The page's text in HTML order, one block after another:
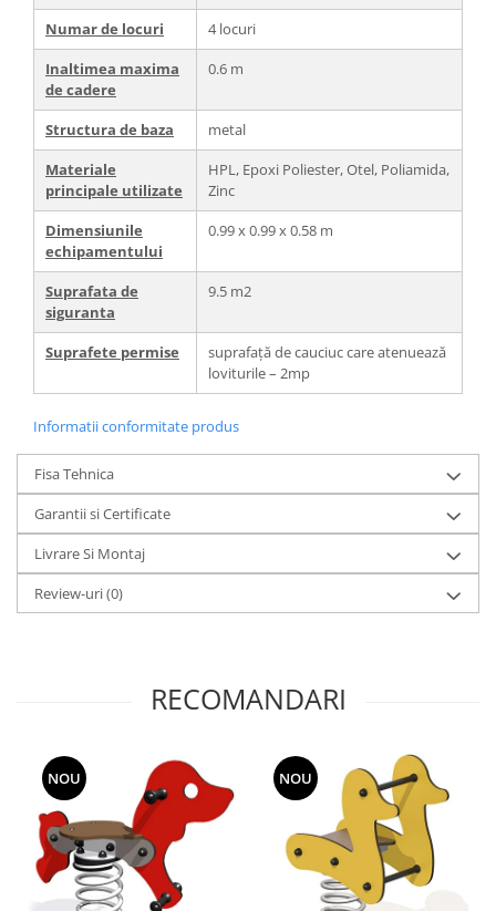
Numar de locuri
4 locuri
Inaltimea maxima
de cadere
0.6 m
Structura de baza
metal
Materiale
principale utilizate
HPL, Epoxi Poliester, Otel, Poliamida,
Zinc
Dimensiunile
echipamentului
0.99 x 0.99 x 0.58 m
Suprafata de
siguranta
9.5 m2
Suprafete permise
suprafață de cauciuc care atenuează
loviturile – 2mp
Informatii conformitate produs
Fisa Tehnica
Garantii si Certificate
Livrare Si Montaj
Review-uri(0)
RECOMANDARI
NOU NOU